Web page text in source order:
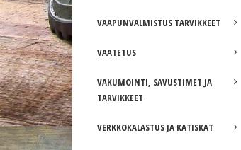
VAAPUNVALMISTUS TARVIKKEET
VAATETUS
VAKUMOINTI, SAVUSTIMET JA
TARVIKKEET
VERKKOKALASTUS JA KATISKAT